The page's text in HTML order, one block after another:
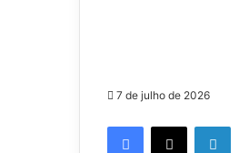
7 de julho de 2026
Facebook
X